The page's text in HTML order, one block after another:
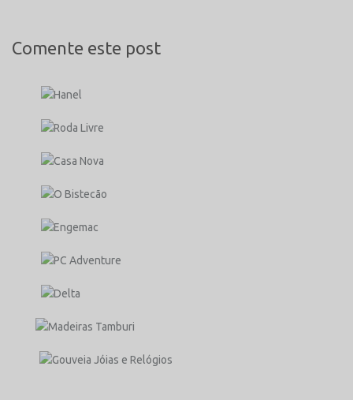
Comente este post